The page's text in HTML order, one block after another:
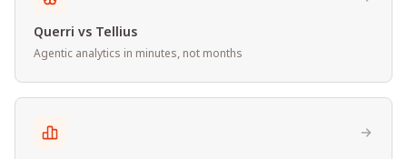
Querri vs Tellius
Agentic analytics in minutes, not months